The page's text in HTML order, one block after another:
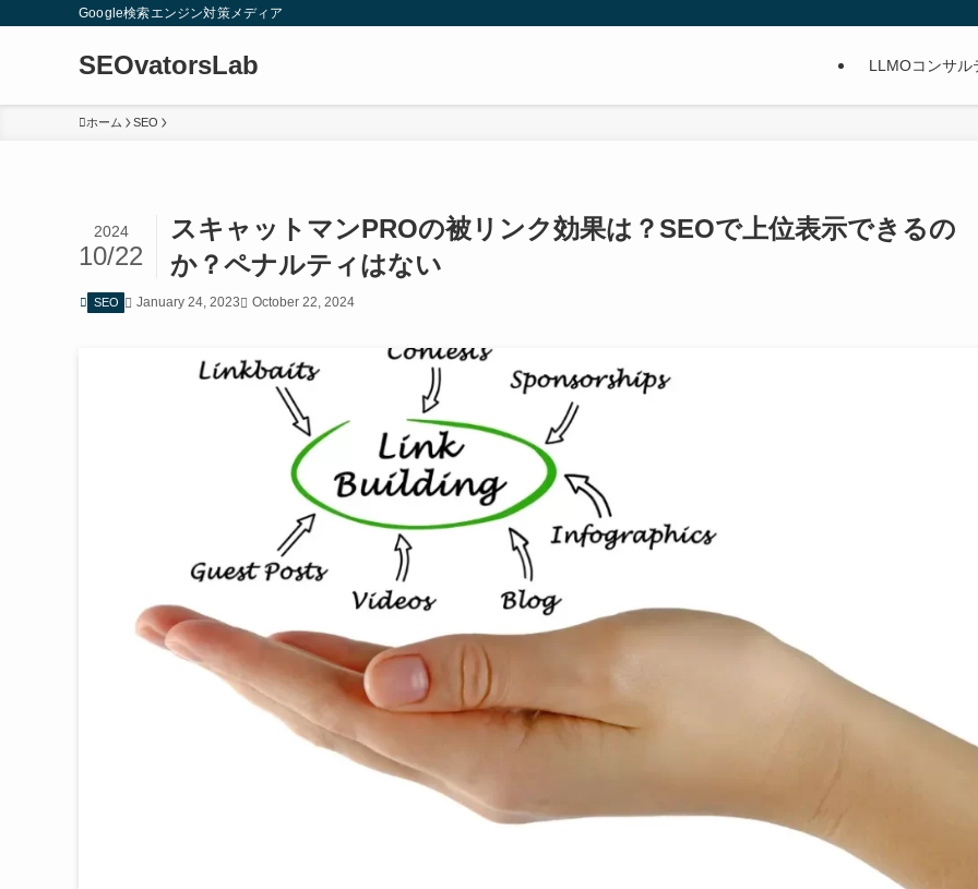
Google検索エンジン対策メディア
SEOvatorsLab LLMOコンサル
ホーム SEO
スキャットマンPROの被リンク効果は？SEOで上位表示できるの
か？ペナルティはない
2024
10/22
SEO January 24, 2023 October 22, 2024